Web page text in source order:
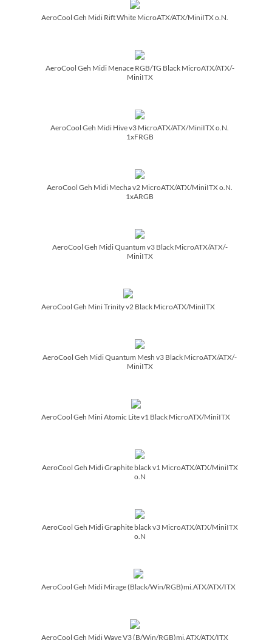
AeroCool Geh Midi Rift White MicroATX/­ATX/­MiniITX o.N.
AeroCool Geh Midi Menace RGB/­TG Black MicroATX/­ATX/­
MiniITX
AeroCool Geh Midi Hive v3 MicroATX/­ATX/­MiniITX o.N.
1xFRGB
AeroCool Geh Midi Mecha v2 MicroATX/­ATX/­MiniITX o.N.
1xARGB
AeroCool Geh Midi Quantum v3 Black MicroATX/­ATX/­
MiniITX
AeroCool Geh Mini Trinity v2 Black MicroATX/­MiniITX
AeroCool Geh Midi Quantum Mesh v3 Black MicroATX/­ATX/­
MiniITX
AeroCool Geh Mini Atomic Lite v1 Black MicroATX/­MiniITX
AeroCool Geh Midi Graphite black v1 MicroATX/­ATX/­MiniITX
o.N
AeroCool Geh Midi Graphite black v3 MicroATX/­ATX/­MiniITX
o.N
AeroCool Geh Midi Mirage (Black/­Win/­RGB)mi.ATX/­ATX/­ITX
AeroCool Geh Midi Wave V3 (B/­Win/­RGB)mi.ATX/­ATX/­ITX